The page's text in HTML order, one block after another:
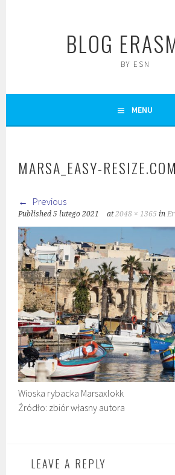
BLOG
BY ESN
MENU
MARSA_EASY-RESIZE.COM
Previous
Published5 lutego 2021 at2048 × 1365 in
Wioska rybacka Marsaxlokk
Źródło: zbiór własny autora
LEAVE A REPLY